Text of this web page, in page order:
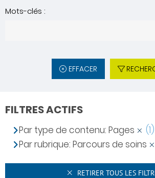
Mots-clés :
EFFACER
FILTRES ACTIFS
Par type de contenu: Pages
(1)
Par rubrique: Parcours de soins
RETIRER TOUS LES